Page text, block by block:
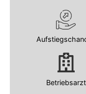
Betriebsarzt